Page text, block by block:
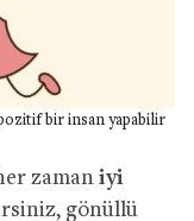
bir insan yapabilir
zaman iyi
gönüllü